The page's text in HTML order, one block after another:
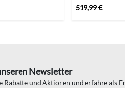
519,99€
Newsletter
Rabatte und Aktionen und erfahre als